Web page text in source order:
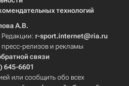
технологий
А.В.
r-sport.internet@ria.ru
релизов и рекламы
связи
645-6601
или сообщить обо всех